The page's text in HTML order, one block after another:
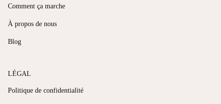
Comment ça marche
À propos de nous
Blog
LÉGAL
Politique de confidentialité